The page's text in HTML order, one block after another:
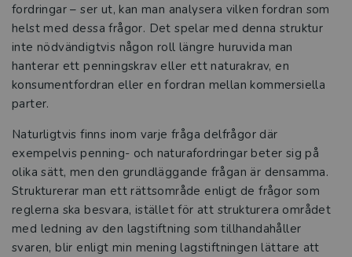
fordringar – ser ut, kan man analysera vilken fordran som
helst med dessa frågor. Det spelar med denna struktur
inte nödvändigtvis någon roll längre huruvida man
hanterar ett penningskrav eller ett naturakrav, en
konsumentfordran eller en fordran mellan kommersiella
parter.
Naturligtvis finns inom varje fråga delfrågor där
exempelvis penning- och naturafordringar beter sig på
olika sätt, men den grundläggande frågan är densamma.
Strukturerar man ett rättsområde enligt de frågor som
reglerna ska besvara, istället för att strukturera området
med ledning av den lagstiftning som tillhandahåller
svaren, blir enligt min mening lagstiftningen lättare att